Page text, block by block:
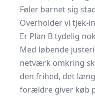
Føler barnet sig
Overholder vi tjek-
Er Plan B tydelig
Med løbende
netværk omkring
den frihed, det
forældre giver køb